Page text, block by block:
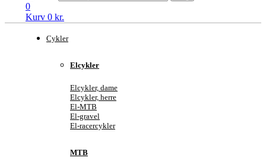
0
Kurv 0 kr.
Cykler
Elcykler
Elcykler, dame
Elcykler, herre
El-MTB
El-gravel
El-racercykler
MTB